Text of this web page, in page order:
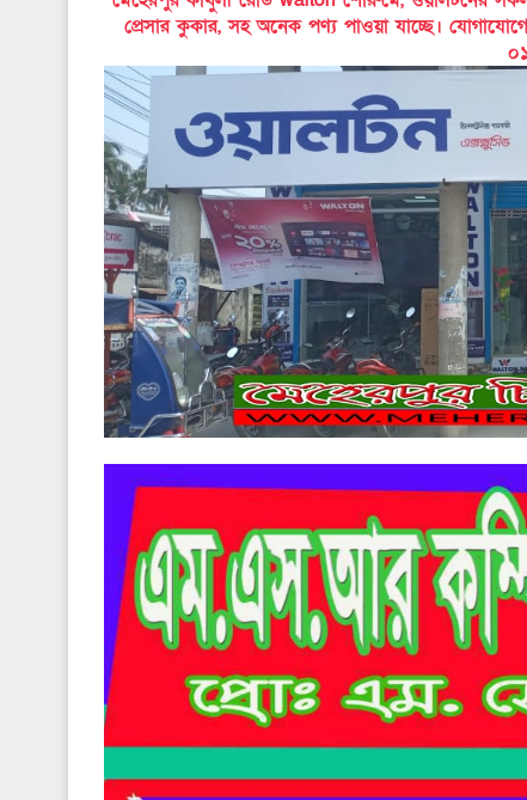
প্রেসার কুকার, সহ অনেক পণ্য পাওয়া যাচ্ছে।